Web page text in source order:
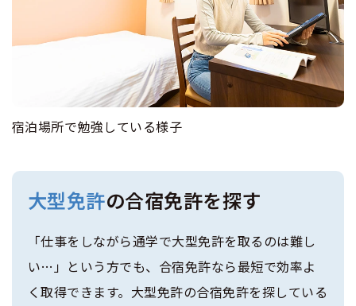
宿泊場所で勉強している様子
大型免許の合宿免許を探す
「仕事をしながら通学で大型免許を取るのは難し
い…」という方でも、合宿免許なら最短で効率よ
く取得できます。大型免許の合宿免許を探している